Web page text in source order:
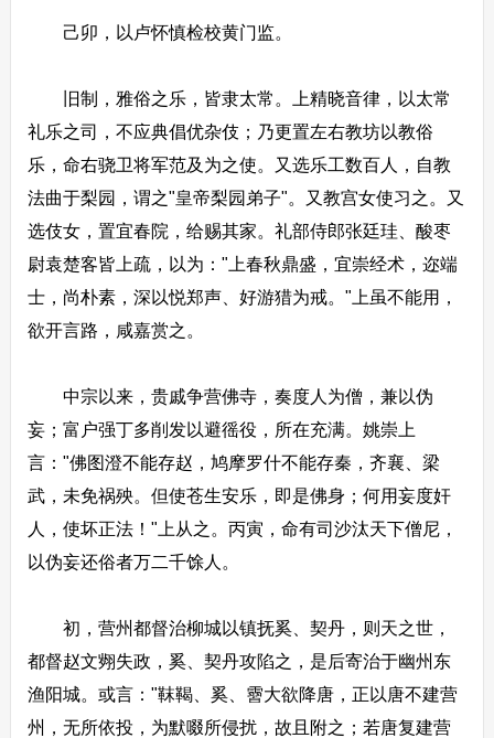
己卯，以卢怀慎检校黄门监。
旧制，雅俗之乐，皆隶太常。上精晓音律，以太常
礼乐之司，不应典倡优杂伎；乃更置左右教坊以教俗
乐，命右骁卫将军范及为之使。又选乐工数百人，自教
法曲于梨园，谓之"皇帝梨园弟子"。又教宫女使习之。又
选伎女，置宜春院，给赐其家。礼部侍郎张廷珪、酸枣
尉袁楚客皆上疏，以为："上春秋鼎盛，宜崇经术，迩端
士，尚朴素，深以悦郑声、好游猎为戒。"上虽不能用，
欲开言路，咸嘉赏之。
中宗以来，贵戚争营佛寺，奏度人为僧，兼以伪
妄；富户强丁多削发以避徭役，所在充满。姚崇上
言："佛图澄不能存赵，鸠摩罗什不能存秦，齐襄、梁
武，未免祸殃。但使苍生安乐，即是佛身；何用妄度奸
人，使坏正法！"上从之。丙寅，命有司沙汰天下僧尼，
以伪妄还俗者万二千馀人。
初，营州都督治柳城以镇抚奚、契丹，则天之世，
都督赵文翙失政，奚、契丹攻陷之，是后寄治于幽州东
渔阳城。或言："靺鞨、奚、霫大欲降唐，正以唐不建营
州，无所依投，为默啜所侵扰，故且附之；若唐复建营